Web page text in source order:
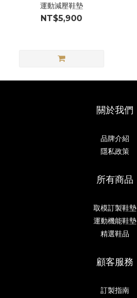
運動減壓鞋墊
NT$5,900
關於我們
品牌介紹
隱私政策
所有商品
取模訂製鞋墊
運動機能鞋墊
精選鞋品
顧客服務
訂製指南